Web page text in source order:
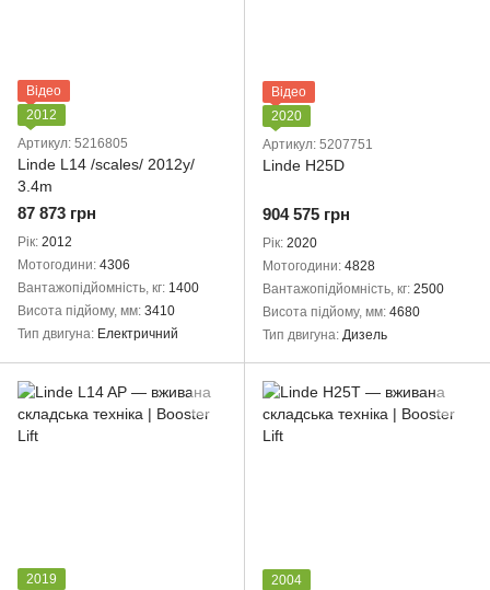
Відео
2012
Артикул: 5216805
Linde L14 /scales/ 2012y/
3.4m
87 873 грн
Рік 2012
Мотогодини 4306
Вантажопідйомність, кг 1400
Висота підйому, мм 3410
Тип двигуна Електричний
Відео
2020
Артикул: 5207751
Linde H25D
904 575 грн
Рік 2020
Мотогодини 4828
Вантажопідйомність, кг 2500
Висота підйому, мм 4680
Тип двигуна Дизель
2019
2004